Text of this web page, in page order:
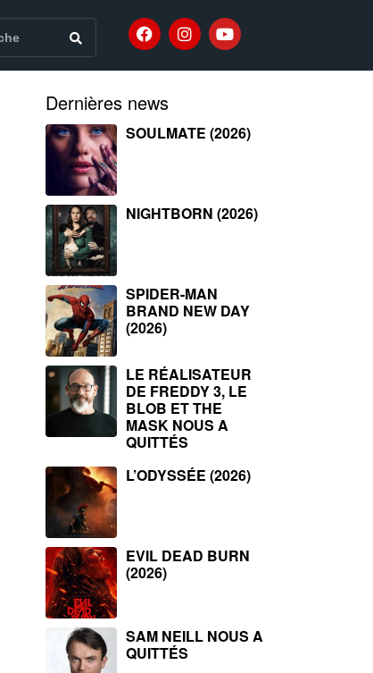
Dernières news
SOULMATE (2026)
NIGHTBORN (2026)
SPIDER-MAN
BRAND NEW DAY
(2026)
LE RÉALISATEUR
DE FREDDY 3, LE
BLOB ET THE
MASK NOUS A
QUITTÉS
L’ODYSSÉE (2026)
EVIL DEAD BURN
(2026)
SAM NEILL NOUS A
QUITTÉS